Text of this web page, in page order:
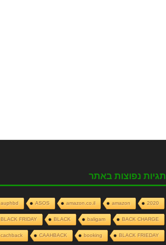
תגיות נפוצות באתר
2020
amazon
amazon.co.il
ASOS
auphbd
BACK CHARGE
baligam
BLACK
BLACK FRIDAY
BLACK FRIEDAY
booking
CAAHBACK
cachback